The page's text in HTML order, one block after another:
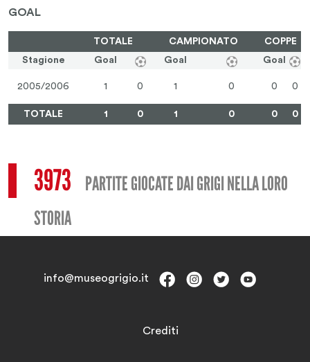
GOAL
TOTALE CAMPIONATO
COPPE
Stagione
Goal Goal Goal
2005/2006 1 0 1 0 0 0
TOTALE 1 0 1 0 0 0
3973 PARTITE GIOCATE DAI GRIGI NELLA LORO
STORIA
info@museogrigio.it
Crediti